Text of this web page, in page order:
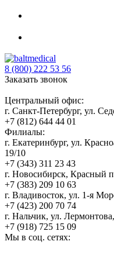
8 (800) 222 53 56
Заказать звонок
Центральный офис:
г. Санкт-Петербург, ул.
+7 (812) 644 44 01
Филиалы:
г. Екатеринбург, ул.
19/10
+7 (343) 311 23 43
г. Новосибирск, Красный
+7 (383) 209 10 63
г. Владивосток, ул. 1-я
+7 (423) 200 70 74
г. Нальчик, ул.
+7 (918) 725 15 09
Мы в соц. сетях: